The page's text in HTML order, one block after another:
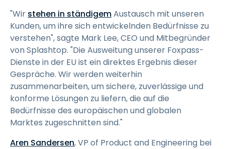
"Wir stehen in ständigemAustausch mit unseren
Kunden, um ihre sich entwickelnden Bedürfnisse zu
verstehen", sagte Mark Lee, CEO und Mitbegründer
von Splashtop. "Die Ausweitung unserer Foxpass-
Dienste in der EU ist ein direktes Ergebnis dieser
Gespräche. Wir werden weiterhin
zusammenarbeiten, um sichere, zuverlässige und
konforme Lösungen zu liefern, die auf die
Bedürfnisse des europäischen und globalen
Marktes zugeschnitten sind."
Aren Sandersen, VP of Product and Engineering bei